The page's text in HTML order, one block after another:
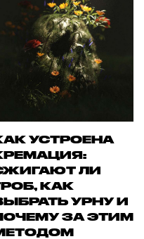
УСТРОЕНА
ЛИ
КАК
УРНУ И
ЗА ЭТИМ